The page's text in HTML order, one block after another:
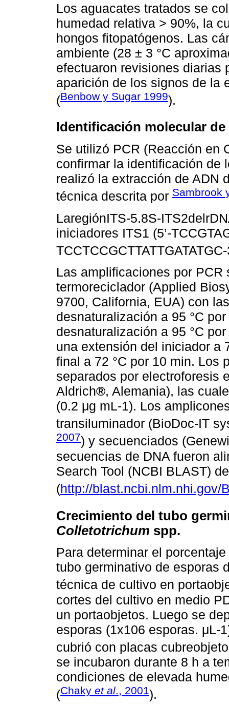
Los aguacates tratados se
humedad relativa > 90%, la
hongos fitopatógenos. Las
ambiente (28 ± 3 °C
efectuaron revisiones diarias
aparición de los signos de la
(Benbow y Sugar 1999).
Identificación molecular
Se utilizó PCR (Reacción en
confirmar la identificación de
realizó la extracción de ADN
técnica descrita por Sambrook
LaregiónITS-5.8S-
iniciadores ITS1 (5’-
TCCTCCGCTTATTGATATGC-
Las amplificaciones por
termoreciclador (Applied
9700, California, EUA) con
desnaturalización a 95 °C
desnaturalización a 95 °C
una extensión del iniciador a
final a 72 °C por 10 min. Los
separados por electroforesis
Aldrich®, Alemania), las
(0.2 μg mL-1). Los
transiluminador (BioDoc-IT
2007) y secuenciados
secuencias de DNA fueron
Search Tool (NCBI BLAST)
(http://blast.ncbi.nlm.nhi.gov/
Crecimiento del tubo
Colletotrichum spp.
Para determinar el
tubo germinativo de esporas
técnica de cultivo en
cortes del cultivo en medio
un portaobjetos. Luego se
esporas (1x106 esporas. μL-
cubrió con placas
se incubaron durante 8 h a
condiciones de elevada
(Chaky et al., 2001).